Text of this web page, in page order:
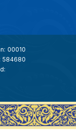
00010
584680